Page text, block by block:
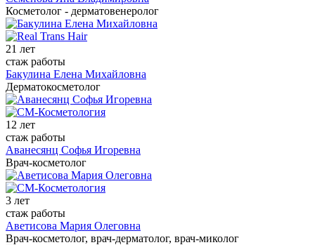
Косметолог - дерматовенеролог
21 лет
стаж работы
Бакулина Елена Михайловна
Дерматокосметолог
12 лет
стаж работы
Аванесянц Софья Игоревна
Врач-косметолог
3 лет
стаж работы
Аветисова Мария Олеговна
Врач-косметолог, врач-дерматолог, врач-миколог